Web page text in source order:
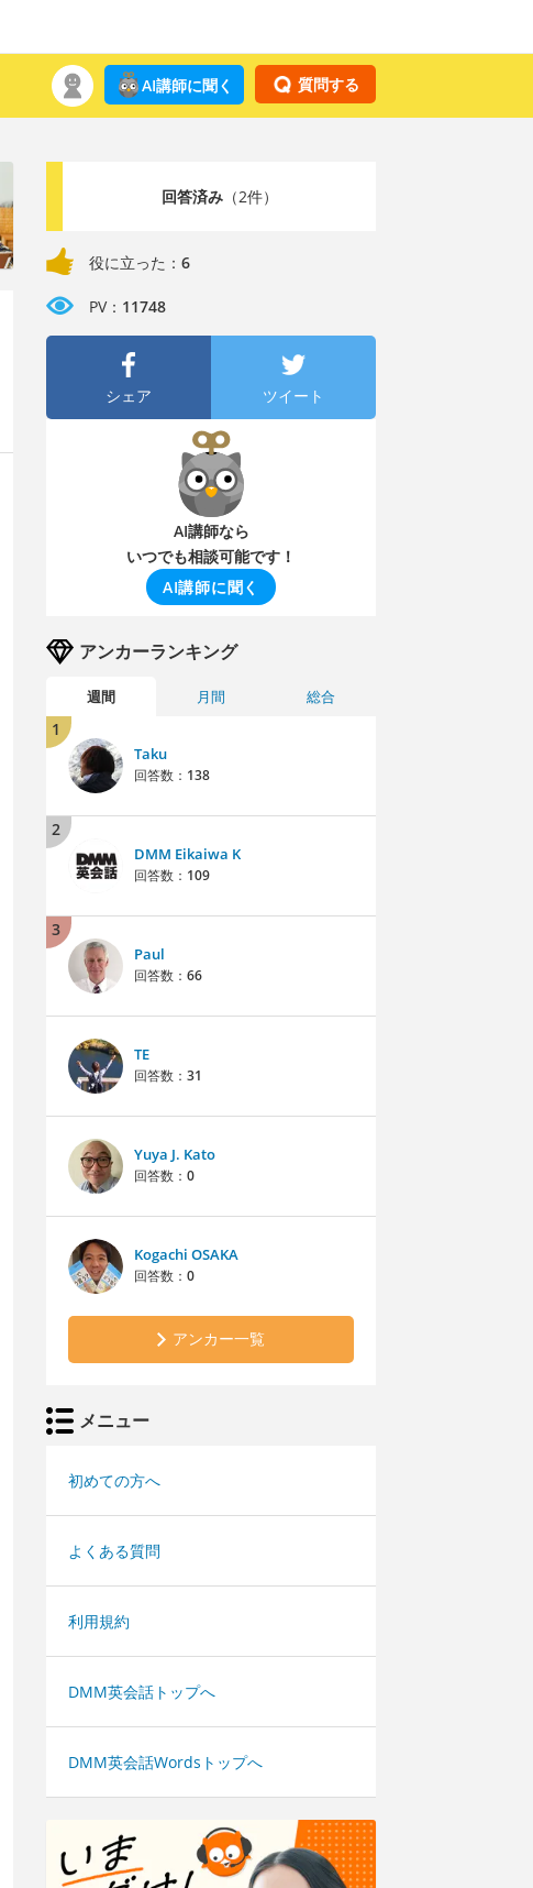
質問する
AI講師に聞く
回答済み（2件）
役に立った： 6
PV： 11748
シェア ツイート
AI講師なら
いつでも相談可能です！
AI講師に聞く
アンカーランキング
週間 月間 総合
1
Taku
回答数： 138
2
DMM Eikaiwa K
回答数： 109
3
Paul
回答数： 66
TE
回答数： 31
Yuya J. Kato
回答数： 0
Kogachi OSAKA
回答数： 0
アンカー一覧
メニュー
初めての方へ
よくある質問
利用規約
DMM英会話トップへ
DMM英会話Wordsトップへ